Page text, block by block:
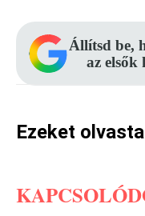
Állítsd be,
az elsők
Ezeket